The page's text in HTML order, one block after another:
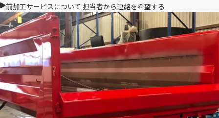
前加工サービスについて 担当者から連絡を希望する